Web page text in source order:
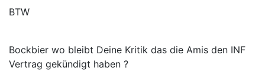
BTW
Bockbier wo bleibt Deine Kritik das die Amis den INF
Vertrag gekündigt haben ?